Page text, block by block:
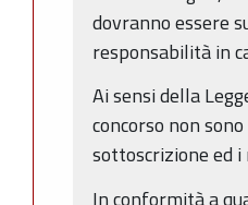
dovranno essere
responsabilità in
Ai sensi della
concorso non
sottoscrizione ed
In conformità a